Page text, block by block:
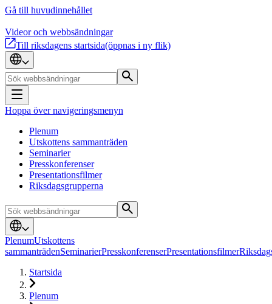
Gå till huvudinnehållet
Videor och webbsändningar
Till riksdagens startsida(öppnas i ny flik)
Hoppa över navigeringsmenyn
Plenum
Utskottens sammanträden
Seminarier
Presskonferenser
Presentationsfilmer
Riksdagsgrupperna
PlenumUtskottens
sammanträdenSeminarierPresskonferenserPresentationsfilmer
Startsida
Plenum